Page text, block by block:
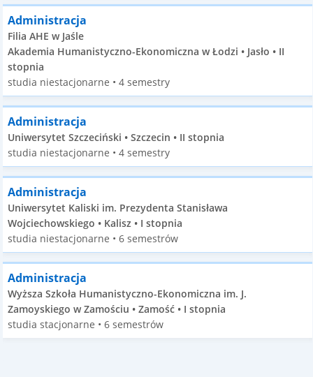
Administracja
Filia AHE w Jaśle
Akademia Humanistyczno-Ekonomiczna w Łodzi • Jasło • II
stopnia
studia niestacjonarne • 4 semestry
Administracja
Uniwersytet Szczeciński • Szczecin • II stopnia
studia niestacjonarne • 4 semestry
Administracja
Uniwersytet Kaliski im. Prezydenta Stanisława
Wojciechowskiego • Kalisz • I stopnia
studia niestacjonarne • 6 semestrów
Administracja
Wyższa Szkoła Humanistyczno-Ekonomiczna im. J.
Zamoyskiego w Zamościu • Zamość • I stopnia
studia stacjonarne • 6 semestrów